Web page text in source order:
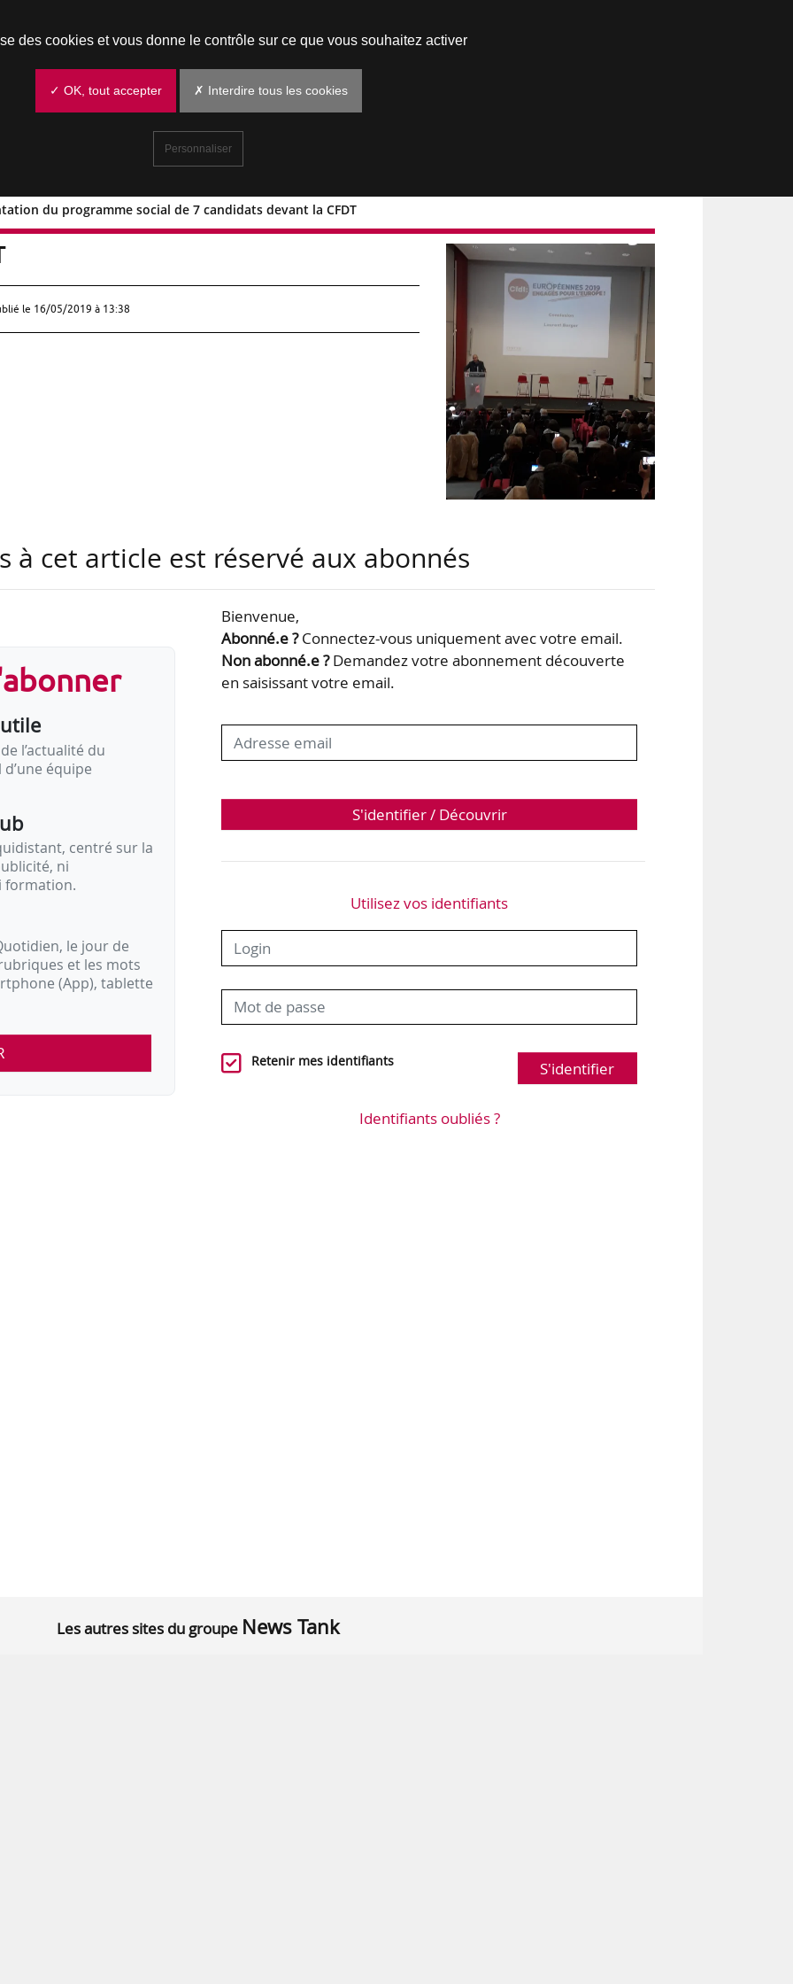
du programme social de 7 candidats devant la CFDT
du programme social de 7
le 16/05/2019 à 13:38
ne devant pas dépasser 3 % du PIB.
par sept candidats aux élections européennes
démocrates et indépendants ; UDI) ;
; PCF) ;
;
marche ; LREM) ;
Verts ; EELV) ;
à cet article est réservé aux abonnés
l’actualité du
équipe
centré sur la
ni
formation.
le jour de
et les mots
(App), tablette
Bienvenue,
Abonné.e ?Connectez-vous uniquement avec votre email.
Non abonné.e ?Demandez votre abonnement découverte
en saisissant votre email.
S'identifier / Découvrir
Utilisez vos identifiants
Retenir mes identifiants S'identifier
Identifiants oubliés ?
Les autres sites du groupe News Tank
des cookies et vous donne le contrôle sur ce que vous souhaitez activer
✓ OK, tout accepter ✗ Interdire tous les cookies
Personnaliser